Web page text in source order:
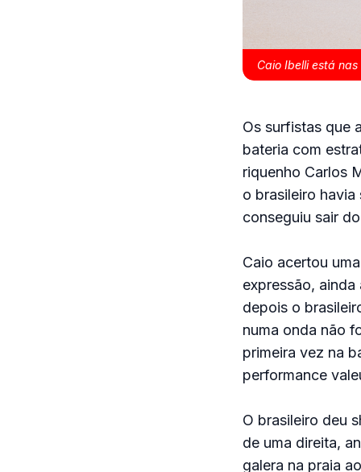
Caio Ibelli está
Os surfistas que
bateria com
riquenho Carlos
o brasileiro
conseguiu sair
Caio acertou
expressão,
depois o
numa onda não
primeira vez na
performance
O brasileiro deu
de uma direita,
galera na praia